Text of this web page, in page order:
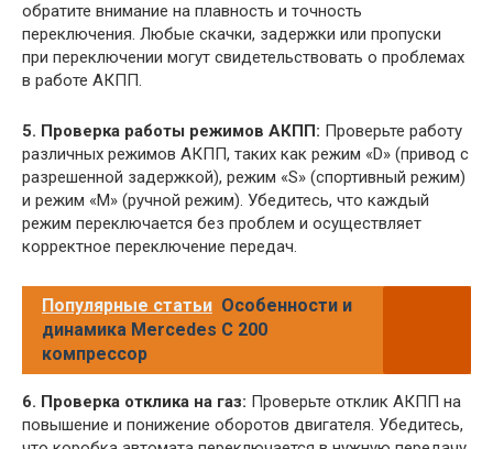
обратите внимание на плавность и точность
переключения. Любые скачки, задержки или пропуски
при переключении могут свидетельствовать о проблемах
в работе АКПП.
5. Проверка работы режимов АКПП: Проверьте работу
различных режимов АКПП, таких как режим «D» (привод с
разрешенной задержкой), режим «S» (спортивный режим)
и режим «M» (ручной режим). Убедитесь, что каждый
режим переключается без проблем и осуществляет
корректное переключение передач.
Популярные статьи Особенности и
динамика Mercedes C 200
компрессор
6. Проверка отклика на газ: Проверьте отклик АКПП на
повышение и понижение оборотов двигателя. Убедитесь,